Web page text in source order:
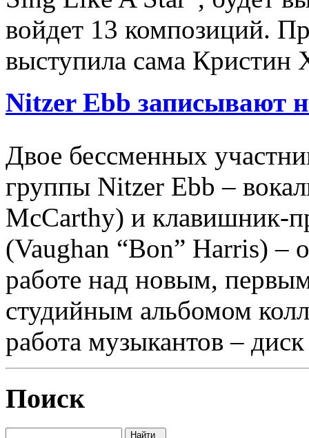
войдет 13 композиций.
выступила сама Кристин
Nitzer Ebb записывают
Двое бессменных
группы Nitzer Ebb –
McCarthy) и клавишник-
(Vaughan “Bon” Harris) –
работе над новым,
студийным альбомом
работа музыкантов –
Поиск